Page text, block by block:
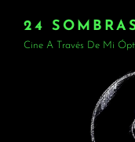
24
Cine A Través De Mi